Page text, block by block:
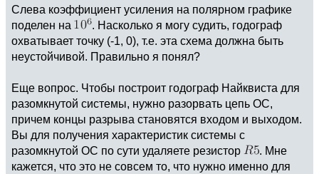
Слева коэффициент усиления на полярном графике
поделен на
. Насколько я могу судить, годограф
охватывает точку (-1, 0), т.е. эта схема должна быть
неустойчивой. Правильно я понял?
Еще вопрос. Чтобы построит годограф Найквиста для
разомкнутой системы, нужно разорвать цепь ОС,
причем концы разрыва становятся входом и выходом.
Вы для получения характеристик системы с
разомкнутой ОС по сути удаляете резистор
. Мне
кажется, что это не совсем то, что нужно именно для